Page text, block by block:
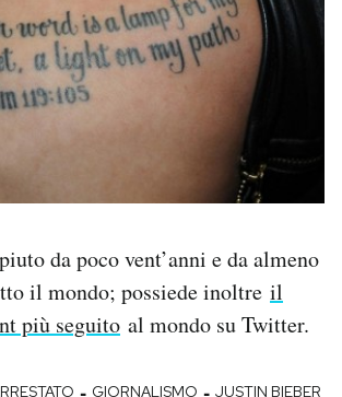
da poco vent’anni e da almeno
il mondo; possiede inoltre il
più seguito al mondo su Twitter.
GIORNALISMO JUSTIN BIEBER